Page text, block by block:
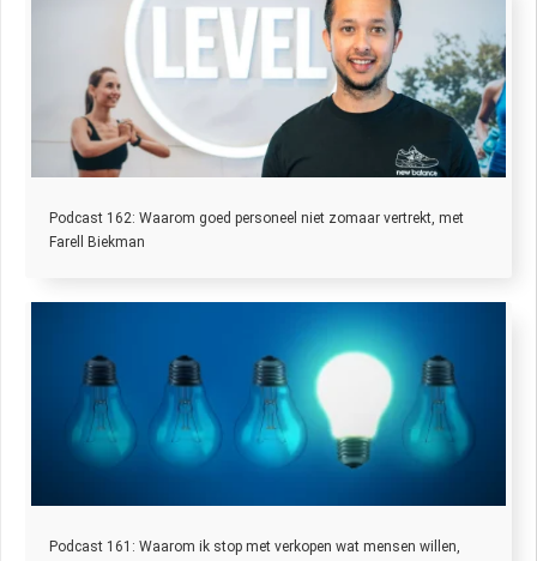
Podcast 162: Waarom goed personeel niet zomaar vertrekt, met
Farell Biekman
Podcast 161: Waarom ik stop met verkopen wat mensen willen,